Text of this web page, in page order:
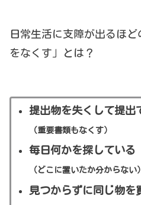
日常生活に支障が出るほ
をなくす」とは？
提出物を失くして提出
（重要書類もなくす）
毎日何かを探している
（どこに置いたか分からない）
見つからずに同じ物を